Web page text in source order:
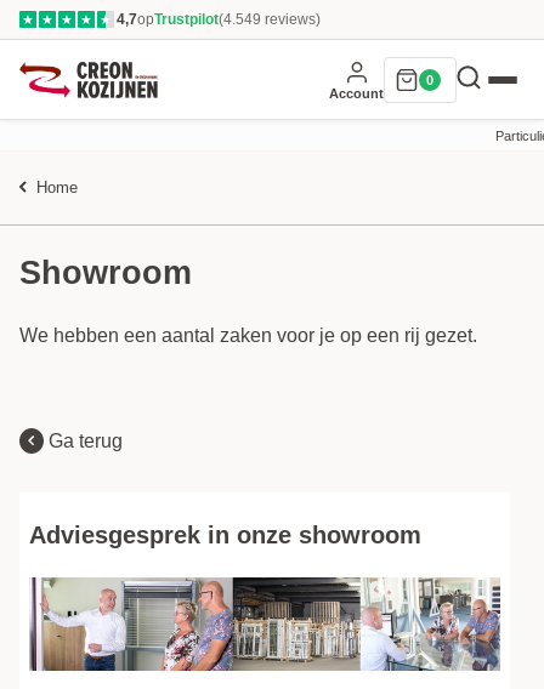
★ ★ ★ ★ ★ 4,7opTrustpilot(4.549 reviews)
Account
0
Home
Showroom
We hebben een aantal zaken voor je op een rij gezet.
Ga terug
Adviesgesprek in onze showroom